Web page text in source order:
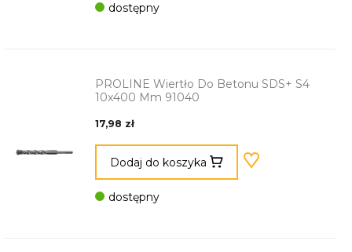
dostępny
PROLINE Wiertło Do Betonu SDS+ S4
10x400 Mm 91040
17,98 zł
Dodaj do koszyka
dostępny